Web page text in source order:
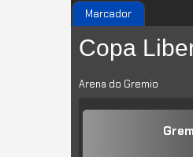
Marcador
Copa
Arena do Gremio